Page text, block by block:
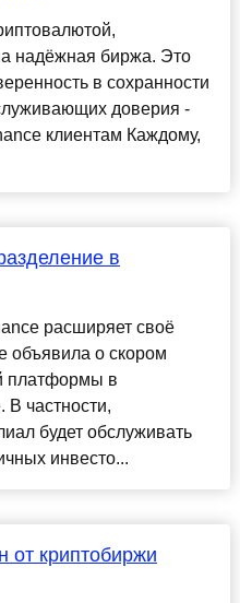
надёжная биржа. Это
в сохранности
доверия -
клиентам Каждому,
в
расширяет своё
объявила о скором
платформы в
частности,
будет обслуживать
инвесто...
от криптобиржи